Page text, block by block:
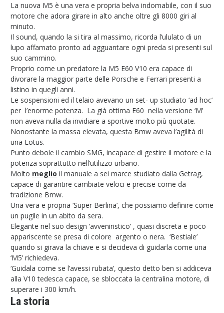
La nuova M5 è una vera e propria belva indomabile, con il suo
motore che adora girare in alto anche oltre gli 8000 giri al
minuto.
Il sound, quando la si tira al massimo, ricorda l’ululato di un
lupo affamato pronto ad agguantare ogni preda si presenti sul
suo cammino.
Proprio come un predatore la M5 E60 V10 era capace di
divorare la maggior parte delle Porsche e Ferrari presenti a
listino in quegli anni.
Le sospensioni ed il telaio avevano un set- up studiato ‘ad hoc’
per l’enorme potenza. La già ottima E60 nella versione ‘M’
non aveva nulla da invidiare a sportive molto più quotate.
Nonostante la massa elevata, questa Bmw aveva l’agilità di
una Lotus.
Punto debole il cambio SMG, incapace di gestire il motore e la
potenza soprattutto nell’utilizzo urbano.
Molto meglio il manuale a sei marce studiato dalla Getrag,
capace di garantire cambiate veloci e precise come da
tradizione Bmw.
Una vera e propria ‘Super Berlina’, che possiamo definire come
un pugile in un abito da sera.
Elegante nel suo design ‘avveniristico’ , quasi discreta e poco
appariscente se presa di colore argento o nera. ‘Bestiale’
quando si girava la chiave e si decideva di guidarla come una
‘M5’ richiedeva.
‘Guidala come se l’avessi rubata’, questo detto ben si addiceva
alla V10 tedesca capace, se sbloccata la centralina motore, di
superare i 300 km/h.
La storia